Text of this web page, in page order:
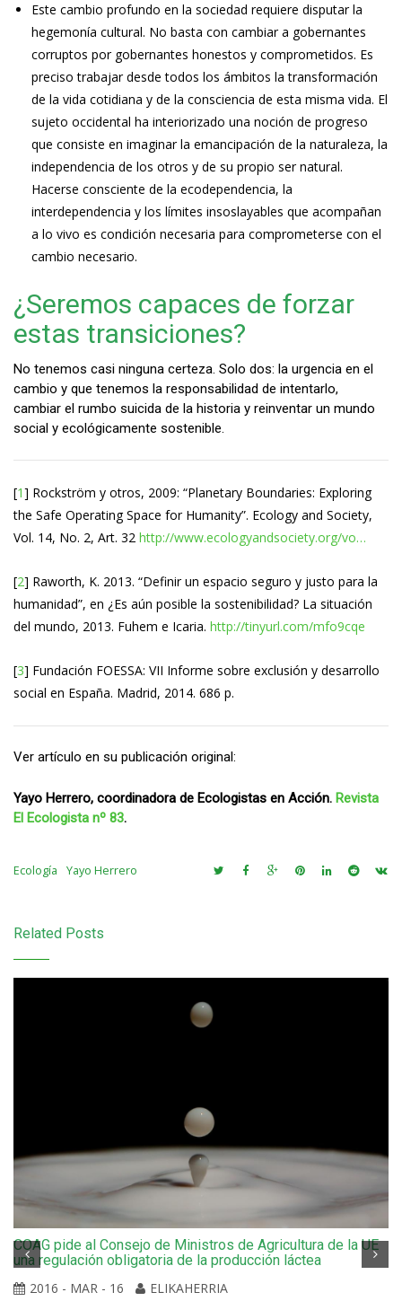
Este cambio profundo en la sociedad requiere disputar la
hegemonía cultural. No basta con cambiar a gobernantes
corruptos por gobernantes honestos y comprometidos. Es
preciso trabajar desde todos los ámbitos la transformación
de la vida cotidiana y de la consciencia de esta misma vida. El
sujeto occidental ha interiorizado una noción de progreso
que consiste en imaginar la emancipación de la naturaleza, la
independencia de los otros y de su propio ser natural.
Hacerse consciente de la ecodependencia, la
interdependencia y los límites insoslayables que acompañan
a lo vivo es condición necesaria para comprometerse con el
cambio necesario.
¿Seremos capaces de forzar
estas transiciones?
No tenemos casi ninguna certeza. Solo dos: la urgencia en el
cambio y que tenemos la responsabilidad de intentarlo,
cambiar el rumbo suicida de la historia y reinventar un mundo
social y ecológicamente sostenible.
[1] Rockström y otros, 2009: “Planetary Boundaries: Exploring
the Safe Operating Space for Humanity”. Ecology and Society,
Vol. 14, No. 2, Art. 32 http://www.ecologyandsociety.org/vo…
[2] Raworth, K. 2013. “Definir un espacio seguro y justo para la
humanidad”, en ¿Es aún posible la sostenibilidad? La situación
del mundo, 2013. Fuhem e Icaria. http://tinyurl.com/mfo9cqe
[3] Fundación FOESSA: VII Informe sobre exclusión y desarrollo
social en España. Madrid, 2014. 686 p.
Ver artículo en su publicación original:
Yayo Herrero, coordinadora de Ecologistas en Acción. Revista
El Ecologista nº 83.
Ecología Yayo Herrero
Related Posts
COAG pide al Consejo de Ministros de Agricultura de la UE
una regulación obligatoria de la producción láctea
2016 - MAR - 16
ELIKAHERRIA